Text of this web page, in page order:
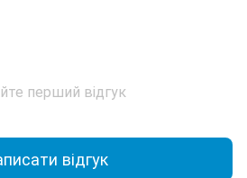
перший відгук
відгук